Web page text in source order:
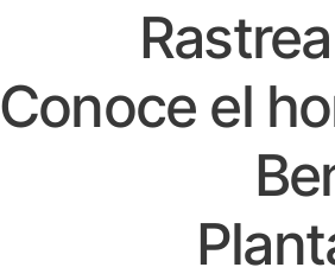
Conoce el